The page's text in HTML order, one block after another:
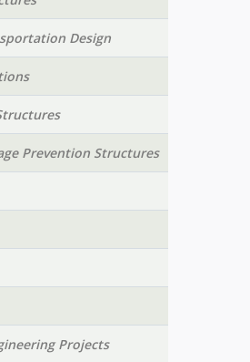
Design
Prevention Structures
Projects